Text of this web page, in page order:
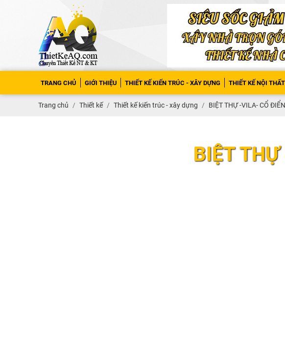
TRANG CHỦ GIỚI THIỆU THIẾT KẾ KIẾN TRÚC - XÂY DỰNG THIẾT KẾ NỘI THẤT
Trang chủ Thiết kế Thiết kế kiến trúc - xây dựng BIỆT THỰ -VILA- CỔ
BIỆT